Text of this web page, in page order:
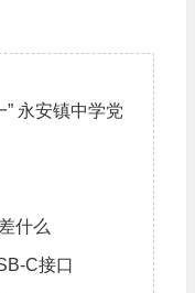
” 永安镇中学党
什么
C接口